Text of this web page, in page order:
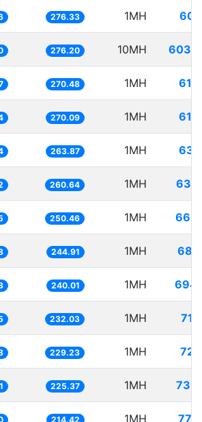
276.33 1MH
276.20 10MH
270.48 1MH
270.09 1MH
263.87 1MH
260.64 1MH
250.46 1MH
244.91 1MH
240.01 1MH
232.03 1MH
229.23 1MH
225.37 1MH
214.42 1MH